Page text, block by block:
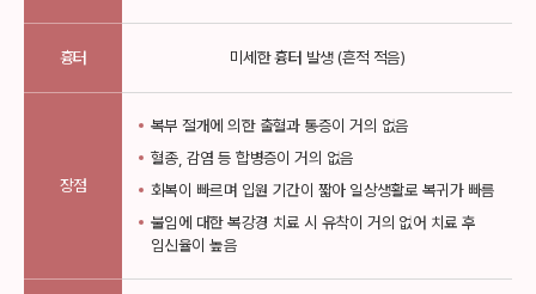
흉터 미세한 흉터 발생 (흔적 적음)
장점
복부 절개에 의한 출혈과 통증이 거의 없음
혈종, 감염 등 합병증이 거의 없음
회복이 빠르며 입원 기간이 짧아 일상생활로 복귀가 빠름
불임에 대한 복강경 치료 시 유착이 거의 없어 치료 후
임신율이 높음